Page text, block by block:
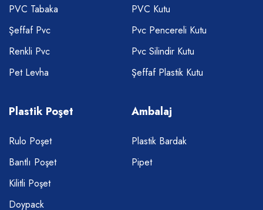
PVC Tabaka
Şeffaf Pvc
Renkli Pvc
Pet Levha
PVC Kutu
Pvc Pencereli Kutu
Pvc Silindir Kutu
Şeffaf Plastik Kutu
Plastik Poşet
Rulo Poşet
Bantlı Poşet
Kilitli Poşet
Doypack
Ambalaj
Plastik Bardak
Pipet